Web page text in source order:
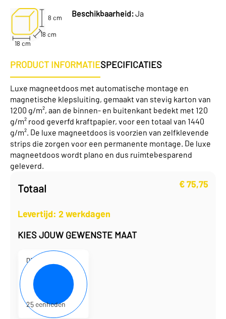
8 cm
18 cm
18 cm
Beschikbaarheid:Ja
PRODUCT INFORMATIESPECIFICATIES
Luxe magneetdoos met automatische montage en
magnetische klepsluiting, gemaakt van stevig karton van
1200 g/m², aan de binnen- en buitenkant bedekt met 120
g/m² rood geverfd kraftpapier, voor een totaal van 1440
g/m². De luxe magneetdoos is voorzien van zelfklevende
strips die zorgen voor een permanente montage. De luxe
magneetdoos wordt plano en dus ruimtebesparend
geleverd.
Totaal €75,75
Levertijd: 2 werkdagen
KIES JOUW GEWENSTE MAAT
D310242
18 x 18 x 8 cm
3,03 per eenheid
75,75 per doos
25 eenheden